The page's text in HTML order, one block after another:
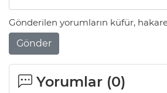
Gönderilen yorumların küfür,
Gönder
Yorumlar (0)